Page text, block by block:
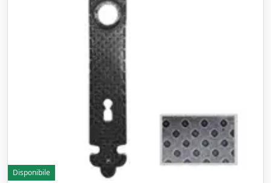
Disponibile